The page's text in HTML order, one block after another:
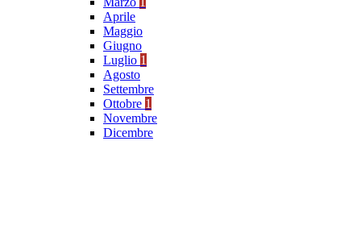
Aprile
Maggio
Giugno
Luglio 1
Agosto
Settembre
Ottobre 1
Novembre
Dicembre